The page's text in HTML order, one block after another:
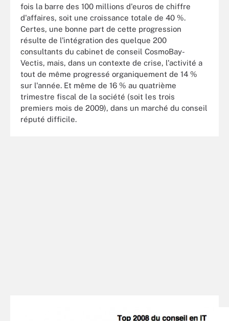
fois la barre des 100 millions d'euros de chiffre
d'affaires, soit une croissance totale de 40 %.
Certes, une bonne part de cette progression
résulte de l'intégration des quelque 200
consultants du cabinet de conseil CosmoBay-
Vectis, mais, dans un contexte de crise, l'activité a
tout de même progressé organiquement de 14 %
sur l'année. Et même de 16 % au quatrième
trimestre fiscal de la société (soit les trois
premiers mois de 2009), dans un marché du conseil
réputé difficile.